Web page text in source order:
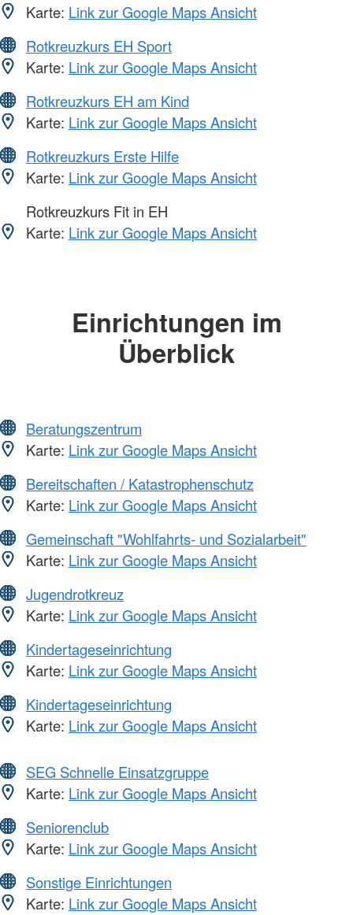
Karte: Link zur Google Maps Ansicht
Rotkreuzkurs EH Sport
Karte: Link zur Google Maps Ansicht
Rotkreuzkurs EH am Kind
Karte: Link zur Google Maps Ansicht
Rotkreuzkurs Erste Hilfe
Karte: Link zur Google Maps Ansicht
Rotkreuzkurs Fit in EH
Karte: Link zur Google Maps Ansicht
Einrichtungen im
Überblick
Beratungszentrum
Karte: Link zur Google Maps Ansicht
Bereitschaften / Katastrophenschutz
Karte: Link zur Google Maps Ansicht
Gemeinschaft "Wohlfahrts- und Sozialarbeit"
Karte: Link zur Google Maps Ansicht
Jugendrotkreuz
Karte: Link zur Google Maps Ansicht
Kindertageseinrichtung
Karte: Link zur Google Maps Ansicht
Kindertageseinrichtung
Karte: Link zur Google Maps Ansicht
SEG Schnelle Einsatzgruppe
Karte: Link zur Google Maps Ansicht
Seniorenclub
Karte: Link zur Google Maps Ansicht
Sonstige Einrichtungen
Karte: Link zur Google Maps Ansicht